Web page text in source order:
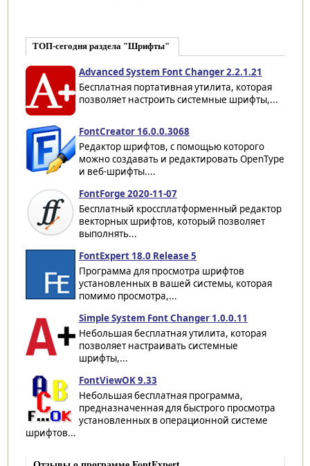
ТОП-сегодня раздела "Шрифты"
Advanced System Font Changer 2.2.1.21
Бесплатная портативная утилита, которая
позволяет настроить системные шрифты,...
FontCreator 16.0.0.3068
Редактор шрифтов, с помощью которого
можно создавать и редактировать OpenType
и веб-шрифты....
FontForge 2020-11-07
Бесплатный кроссплатформенный редактор
векторных шрифтов, который позволяет
выполнять...
FontExpert 18.0 Release 5
Программа для просмотра шрифтов
установленных в вашей системы, которая
помимо просмотра,...
Simple System Font Changer 1.0.0.11
Небольшая бесплатная утилита, которая
позволяет настраивать системные
шрифты,...
FontViewOK 9.33
Небольшая бесплатная программа,
предназначенная для быстрого просмотра
установленных в операционной системе
шрифтов...